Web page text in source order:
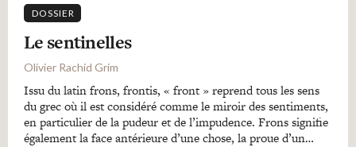
DOSSIER
Le sentinelles
Olivier Rachid Grim
Issu du latin frons, frontis, « front » reprend tous les sens
du grec où il est considéré comme le miroir des sentiments,
en particulier de la pudeur et de l’impudence. Frons signifie
également la face antérieure d’une chose, la proue d’un…